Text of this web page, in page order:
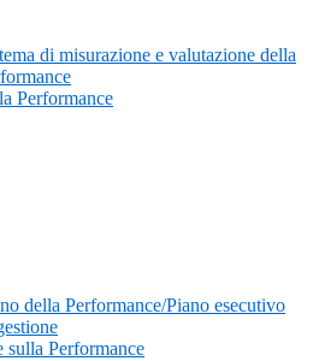
di misurazione e valutazione della
Performance
della Performance/Piano esecutivo
sulla Performance